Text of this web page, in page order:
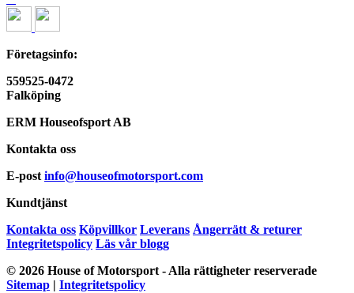
Företagsinfo:
559525-0472
Falköping
ERM Houseofsport AB
Kontakta oss
E-post info@houseofmotorsport.com
Kundtjänst
Kontakta oss Köpvillkor Leverans Ångerrätt & returer
Integritetspolicy Läs vår blogg
© 2026 House of Motorsport - Alla rättigheter reserverade
Sitemap | Integritetspolicy